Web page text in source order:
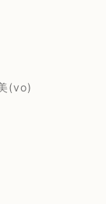
(vo)